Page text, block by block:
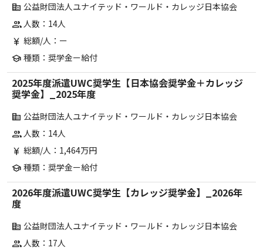
corporate_fare 公益財団法人ユナイテッド・ワールド・カレッジ日本協会
group人数：14人
currency_yen 総額/人：ー
school 種類：奨学金ー給付
2025年度派遣UWC奨学生【日本協会奨学金＋カレッジ
奨学金】_2025年度
corporate_fare 公益財団法人ユナイテッド・ワールド・カレッジ日本協会
group人数：14人
currency_yen 総額/人：1,464万円
school 種類：奨学金ー給付
2026年度派遣UWC奨学生【カレッジ奨学金】_2026年
度
corporate_fare 公益財団法人ユナイテッド・ワールド・カレッジ日本協会
group人数：17人